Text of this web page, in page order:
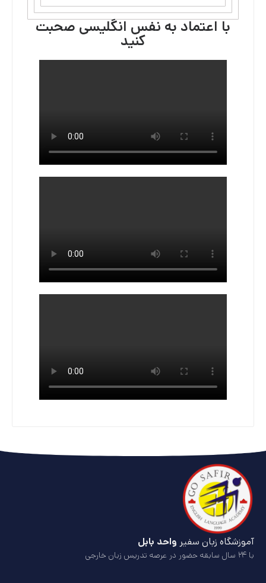
با اعتماد به نفس انگلیسی صحبت
کنید
آموزشگاه زبان سفیر واحد بابل
با ۲۴ سال سابقه حضور در عرصه تدریس زبان خارجی